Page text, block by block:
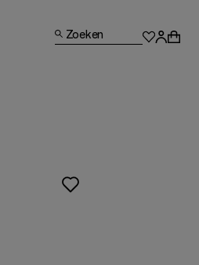
Zoeken